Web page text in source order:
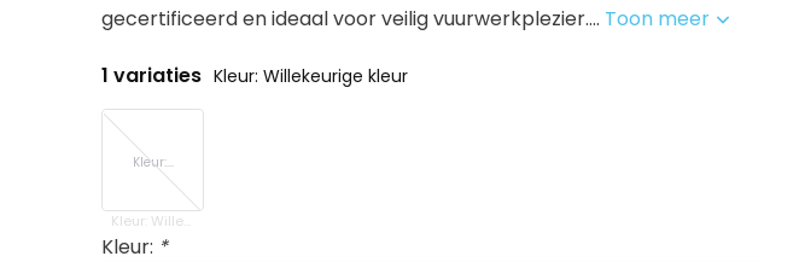
gecertificeerd en ideaal voor veilig vuurwerkplezier.... Toon meer
1 variaties Kleur: Willekeurige kleur
Kleur:...
Kleur: Willekeurige kleur
Kleur: *